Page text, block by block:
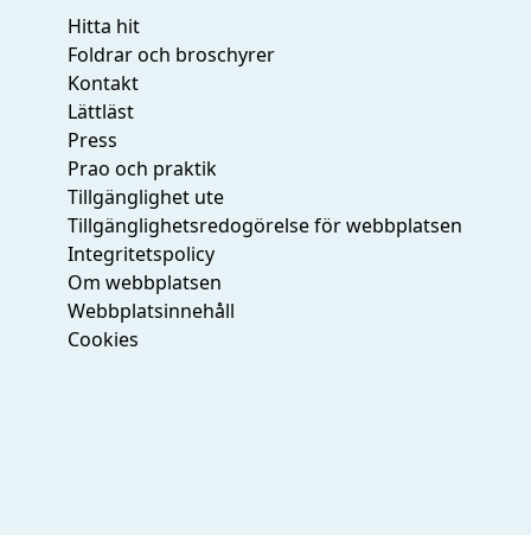
Hitta hit
Foldrar och broschyrer
Kontakt
Lättläst
Press
Prao och praktik
Tillgänglighet ute
Tillgänglighetsredogörelse för webbplatsen
Integritetspolicy
Om webbplatsen
Webbplatsinnehåll
Cookies